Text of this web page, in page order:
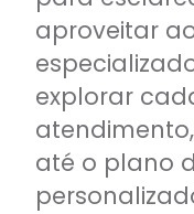
aproveitar
explorar
até o plano